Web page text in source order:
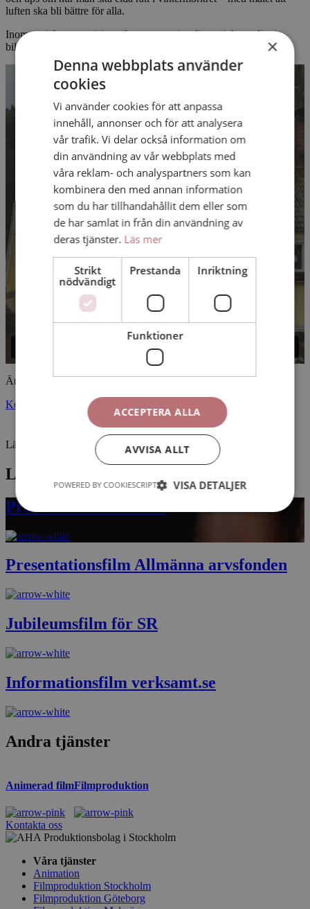
luften ska bli bättre för alla.
Inom projektet tog vi även fram en version för sociala medier i
bildformatet 1:1, 45 sek.
Är ni också i behov av en informationsfilm? Hör av dig till oss!
Kontakta oss
Läs mer om: Informationsfilm
Liknande projekt
Presentationsfilm CSN
Presentationsfilm Allmänna arvsfonden
Jubileumsfilm för SR
Informationsfilm verksamt.se
Andra tjänster
Animerad filmFilmproduktion
Kontakta oss
Våra tjänster
Animation
Filmproduktion Stockholm
Filmproduktion Göteborg
×
Denna webbplats använder
cookies
Vi använder cookies för att anpassa
innehåll, annonser och för att analysera
vår trafik. Vi delar också information om
din användning av vår webbplats med
våra reklam- och analyspartners som kan
kombinera den med annan information
som du har tillhandahållit dem eller som
de har samlat in från din användning av
deras tjänster. Läs mer
Strikt
nödvändigt
Prestanda Inriktning
Funktioner
ACCEPTERA ALLA
AVVISA ALLT
VISA DETALJER
POWERED BY COOKIESCRIPT